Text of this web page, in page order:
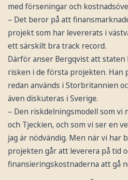
med förseningar och
– Det beror på att
projekt som har levererats i
ett särskilt bra track record.
Därför anser Bergqvist att staten
risken i de första projekten. Han
redan används i Storbritannien
även diskuteras i Sverige.
– Den riskdelningsmodell som
och Tjeckien, och som vi ser en
jag är nödvändig. Men när vi har
projekten går att leverera på tid
finansieringskostnaderna att gå